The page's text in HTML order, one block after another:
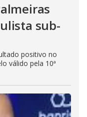
sub-
positivo no
válido pela 10ª